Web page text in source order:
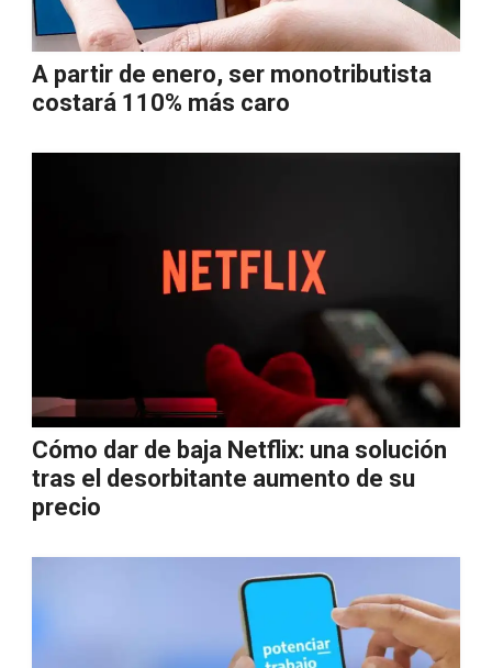
A partir de enero, ser monotributista
costará 110% más caro
Cómo dar de baja Netflix: una solución
tras el desorbitante aumento de su
precio